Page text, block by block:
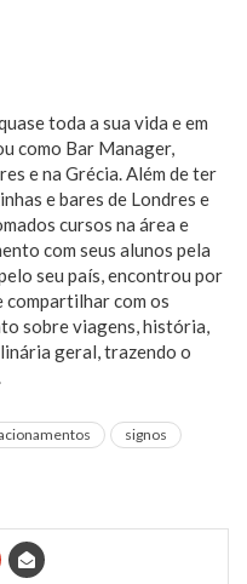
toda a sua vida e em
como Bar Manager,
e na Grécia. Além de ter
e bares de Londres e
cursos na área e
com seus alunos pela
seu país, encontrou por
compartilhar com os
sobre viagens, história,
geral, trazendo o
signos